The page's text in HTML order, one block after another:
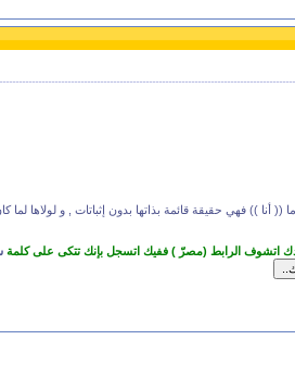
(( أنا )) فهي حقيقة قائمة بذاتها بدون إثباتات , و لولاها
بدك اتشوف الرابط (مصرّ ) ففيك اتسجل بإنك تتكى على كلمة